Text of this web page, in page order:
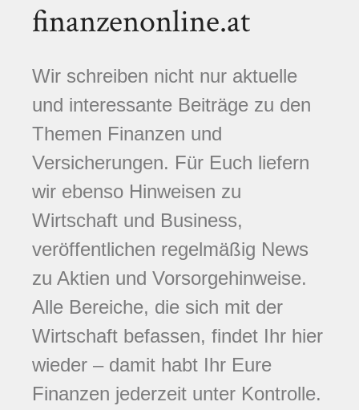
finanzenonline.at
Wir schreiben nicht nur aktuelle
und interessante Beiträge zu den
Themen Finanzen und
Versicherungen. Für Euch liefern
wir ebenso Hinweisen zu
Wirtschaft und Business,
veröffentlichen regelmäßig News
zu Aktien und Vorsorgehinweise.
Alle Bereiche, die sich mit der
Wirtschaft befassen, findet Ihr hier
wieder – damit habt Ihr Eure
Finanzen jederzeit unter Kontrolle.